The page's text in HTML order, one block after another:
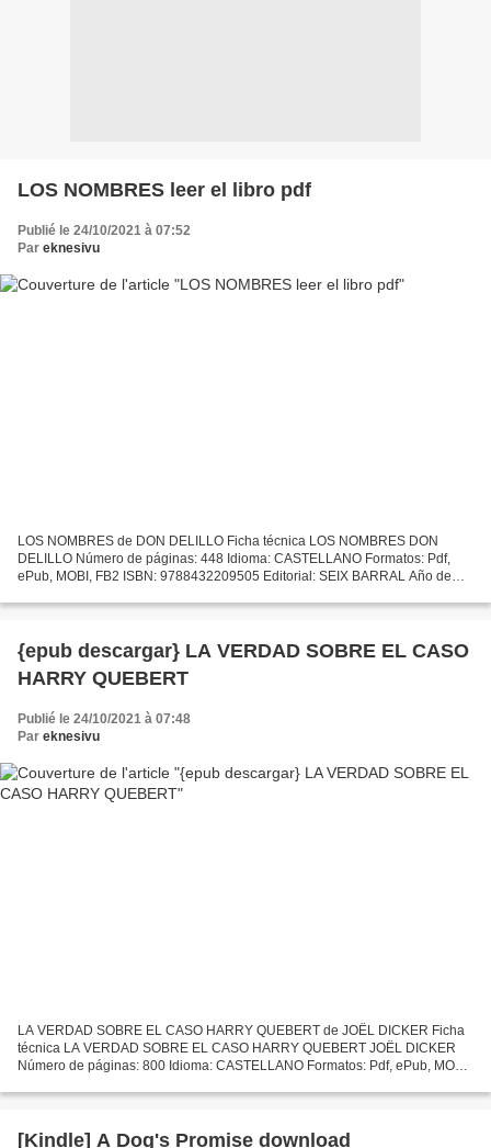
LOS NOMBRES leer el libro pdf
Publié le 24/10/2021 à 07:52
Par eknesivu
LOS NOMBRES de DON DELILLO Ficha técnica LOS NOMBRES DON
DELILLO Número de páginas: 448 Idioma: CASTELLANO Formatos: Pdf,
ePub, MOBI, FB2 ISBN: 9788432209505 Editorial: SEIX BARRAL Año de
{epub descargar} LA VERDAD SOBRE EL CASO
HARRY QUEBERT
Publié le 24/10/2021 à 07:48
Par eknesivu
LA VERDAD SOBRE EL CASO HARRY QUEBERT de JOËL DICKER Ficha
técnica LA VERDAD SOBRE EL CASO HARRY QUEBERT JOËL DICKER
Número de páginas: 800 Idioma: CASTELLANO Formatos: Pdf, ePub, MOBI,
LECTURA)...
[Kindle] A Dog's Promise download